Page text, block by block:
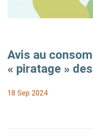
Avis au
« piratage »
18 Sep 2024